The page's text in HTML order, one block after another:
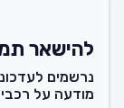
להישאר
נרשמים
מודעה על